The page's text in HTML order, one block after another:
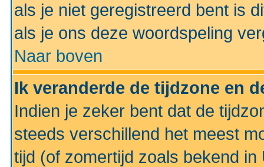
als je niet geregistreerd bent is
als je ons deze woordspeling
Naar boven
Ik veranderde de tijdzone en
Indien je zeker bent dat de
steeds verschillend het meest
tijd (of zomertijd zoals bekend